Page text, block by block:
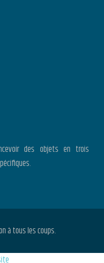
des objets en trois
à tous les coups.